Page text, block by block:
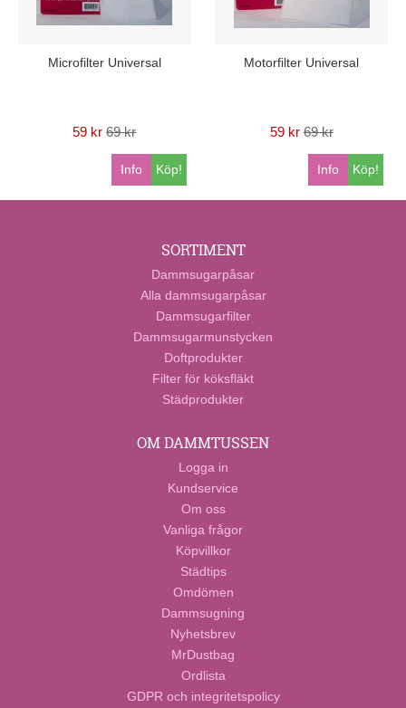
Microfilter Universal
59 kr 69 kr
Köp!
Info
Motorfilter Universal
59 kr 69 kr
Köp!
Info
SORTIMENT
Dammsugarpåsar
Alla dammsugarpåsar
Dammsugarfilter
Dammsugarmunstycken
Doftprodukter
Filter för köksfläkt
Städprodukter
OM DAMMTUSSEN
Logga in
Kundservice
Om oss
Vanliga frågor
Köpvillkor
Städtips
Omdömen
Dammsugning
Nyhetsbrev
MrDustbag
Ordlista
GDPR och integritetspolicy